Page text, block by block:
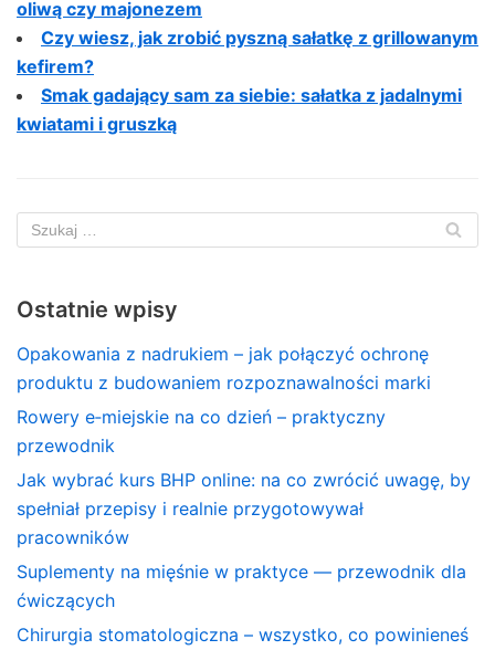
oliwą czy majonezem
Czy wiesz, jak zrobić pyszną sałatkę z grillowanym
kefirem?
Smak gadający sam za siebie: sałatka z jadalnymi
kwiatami i gruszką
Ostatnie wpisy
Opakowania z nadrukiem – jak połączyć ochronę
produktu z budowaniem rozpoznawalności marki
Rowery e‑miejskie na co dzień – praktyczny
przewodnik
Jak wybrać kurs BHP online: na co zwrócić uwagę, by
spełniał przepisy i realnie przygotowywał
pracowników
Suplementy na mięśnie w praktyce — przewodnik dla
ćwiczących
Chirurgia stomatologiczna – wszystko, co powinieneś